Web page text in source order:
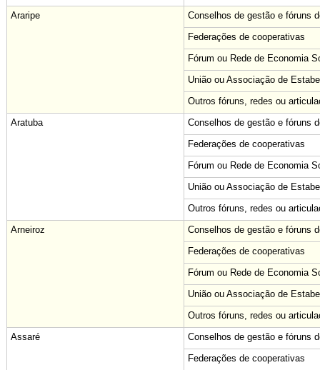
Araripe
Conselhos de gestão e fóruns
Federações de cooperativas
Fórum ou Rede de Economia
União ou Associação de
Outros fóruns, redes ou
Aratuba
Conselhos de gestão e fóruns
Federações de cooperativas
Fórum ou Rede de Economia
União ou Associação de
Outros fóruns, redes ou
Arneiroz
Conselhos de gestão e fóruns
Federações de cooperativas
Fórum ou Rede de Economia
União ou Associação de
Outros fóruns, redes ou
Assaré
Conselhos de gestão e fóruns
Federações de cooperativas